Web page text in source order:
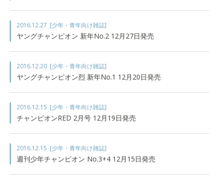
2016.12.27 [少年・青年向け雑誌]
ヤングチャンピオン 新年No.2 12月27日発売
2016.12.20 [少年・青年向け雑誌]
ヤングチャンピオン烈 新年No.1 12月20日発売
2016.12.15 [少年・青年向け雑誌]
チャンピオンRED 2月号 12月19日発売
2016.12.15 [少年・青年向け雑誌]
週刊少年チャンピオン No.3+4 12月15日発売